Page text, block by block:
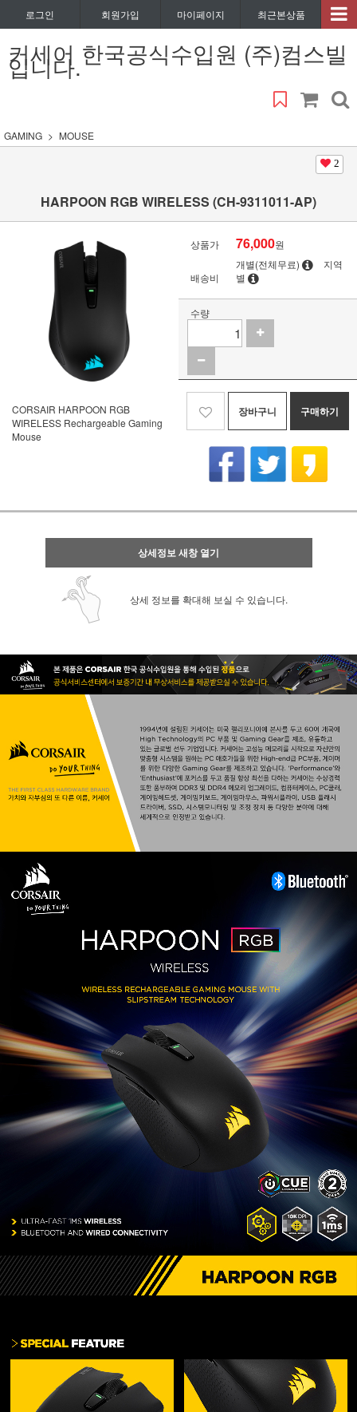
로그인 회원가입 마이페이지 최근본상품
커세어 한국공식수입원 (주)컴스빌
입니다.
GAMING MOUSE
2
HARPOON RGB WIRELESS (CH-9311011-AP)
CORSAIR HARPOON RGB
WIRELESS Rechargeable Gaming
Mouse
상품가 76,000원
배송비
개별(전체무료)
지역
별
수량
장바구니 구매하기
상세정보 새창 열기
상세 정보를 확대해 보실 수 있습니다.